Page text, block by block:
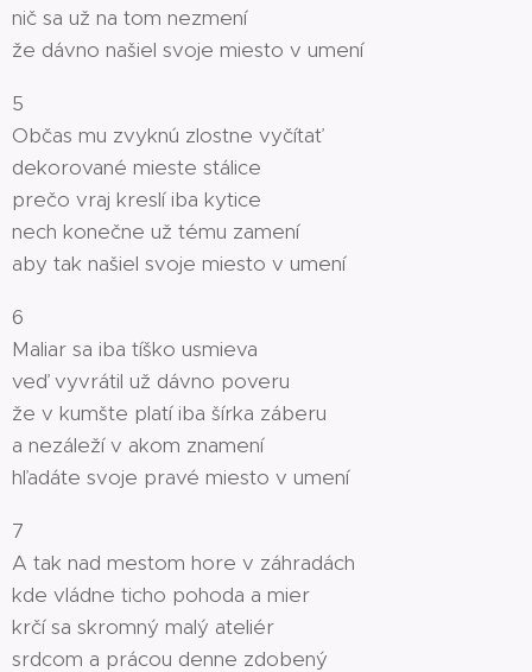
nič sa už na tom nezmení
že dávno našiel svoje miesto v umení
5
Občas mu zvyknú zlostne vyčítať
dekorované mieste stálice
prečo vraj kreslí iba kytice
nech konečne už tému zamení
aby tak našiel svoje miesto v umení
6
Maliar sa iba tíško usmieva
veď vyvrátil už dávno poveru
že v kumšte platí iba šírka záberu
a nezáleží v akom znamení
hľadáte svoje pravé miesto v umení
7
A tak nad mestom hore v záhradách
kde vládne ticho pohoda a mier
krčí sa skromný malý ateliér
srdcom a prácou denne zdobený